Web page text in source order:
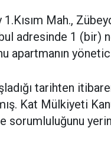
Mah.,
adresinde 1 (bir)
apartmanın
tarihten
Kat Mülkiyeti
sorumluluğunu